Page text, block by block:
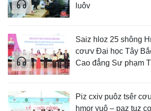
luôv
Saiz hloz 25 shông
cơưv Đại học Tây
Cao đẳng Sư phạm
Piz cxiv puôz tsêr
hmor yuô – paz tuz